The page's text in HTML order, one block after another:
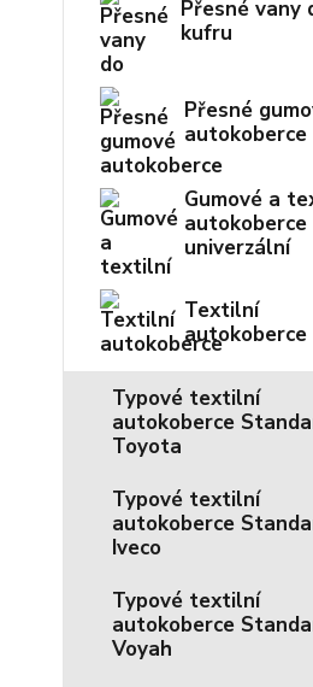
Přesné vany
kufru
Přesné
autokoberce
Gumové a
autokoberce
univerzální
Textilní
autokoberce
Typové textilní
autokoberce
Toyota
Typové textilní
autokoberce
Iveco
Typové textilní
autokoberce
Voyah